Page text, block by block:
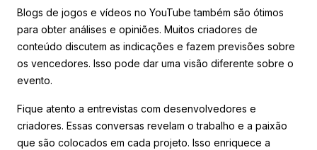
Blogs de jogos e vídeos no YouTube também são ótimos
para obter análises e opiniões. Muitos criadores de
conteúdo discutem as indicações e fazem previsões sobre
os vencedores. Isso pode dar uma visão diferente sobre o
evento.
Fique atento a entrevistas com desenvolvedores e
criadores. Essas conversas revelam o trabalho e a paixão
que são colocados em cada projeto. Isso enriquece a